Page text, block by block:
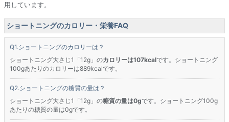
用しています。
ショートニングのカロリー・栄養FAQ
ショートニングのカロリーは？
ショートニング大さじ1「12g」のカロリーは107kcalです。ショートニング
100gあたりのカロリーは889kcalです。
ショートニングの糖質の量は？
ショートニング大さじ1「12g」の糖質の量は0gです。ショートニング100g
あたりの糖質の量は0gです。